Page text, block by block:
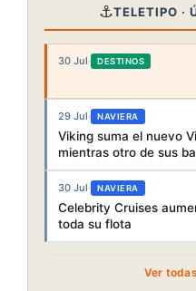
⚓TELETIPO ·
30 Jul· DESTINOS
29 Jul· NAVIERA
Viking suma el nuevo
mientras otro de sus
30 Jul· NAVIERA
Celebrity Cruises
toda su flota
Ver